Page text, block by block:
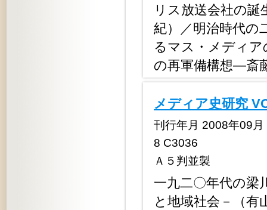
リス放送会社の
紀）／明治時代の
るマス・メディア
の再軍備構想―斎
メディア史研究
刊行年月 2008年09
8 C3036
Ａ５判並製
一九二〇年代の
と地域社会－（有